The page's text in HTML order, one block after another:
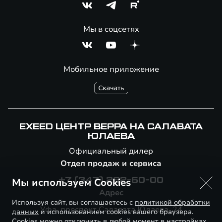
Мобильное приложение
Мы в соцсетях
EXEED ЦЕНТР ВЕРРА НА САЛАВАТА
ЮЛАЕВА
Официальный дилер
Отдел продаж и сервиса
+7 (347) 262-60-00
Адрес
Уфа, проспект Салавата Юлаева, 24
Мы используем Cookies
Используя сайт, вы соглашаетесь с политикой обработки
данных и использованием cookies вашего браузера.